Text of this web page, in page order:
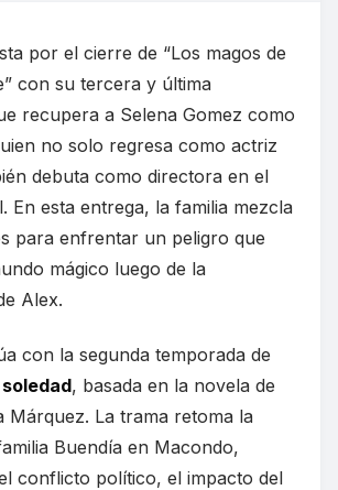
por el cierre de “Los magos de
con su tercera y última
recupera a Selena Gomez como
no solo regresa como actriz
debuta como directora en el
En esta entrega, la familia mezcla
para enfrentar un peligro que
mágico luego de la
Alex.
con la segunda temporada de
, basada en la novela de
Márquez. La trama retoma la
Buendía en Macondo,
conflicto político, el impacto del